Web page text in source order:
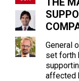
General
set forth
affected